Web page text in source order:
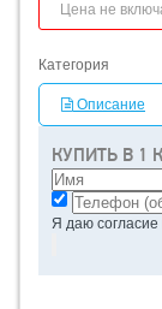
КУПИТЬ В 1
Я даю согласие
Цена не
Категория
Описание